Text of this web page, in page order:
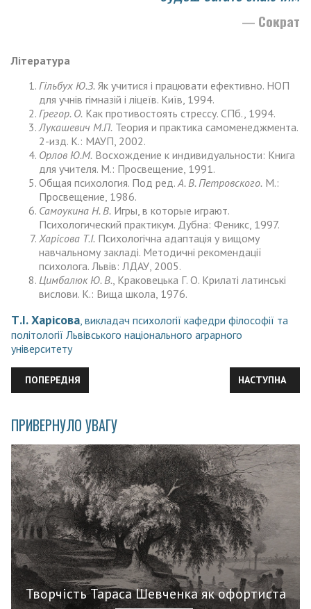
Сократ
Література
Гільбух Ю.З. Як учитися і працювати ефективно. НОП
для учнів гімназій і ліцеїв. Київ, 1994.
Грегор. О. Как противостоять стрессу. СПб., 1994.
Лукашевич М.П. Теория и практика самоменеджмента.
2-изд. К.: МАУП, 2002.
Орлов Ю.М. Восхождение к индивидуальности: Книга
для учителя. М.: Просвещение, 1991.
Общая психология. Под ред. А. В. Петровского. М.:
Просвещение, 1986.
Самоукина Н. В. Игры, в которые играют.
Психологический практикум. Дубна: Феникс, 1997.
Харісова Т.І. Психологічна адаптація у вищому
навчальному закладі. Методичні рекомендації
психолога. Львів: ЛДАУ, 2005.
Цимбалюк Ю. В. , Краковецька Г. О. Крилаті латинські
вислови. К.: Вища школа, 1976.
Т.І. Харісова , викладач психології кафедри філософії та
політології Львівського національного аграрного
університету
ПОПЕРЕДНЯ СТАТТЯ: ДОБУВАННЯ ЗОЛОТА: ТРУД І
ПОПЕРЕДНЯ НАСТУПНА
НАСТУПНА
ПРИВЕРНУЛО УВАГУ
Творчість Тараса Шевченка як офортиста